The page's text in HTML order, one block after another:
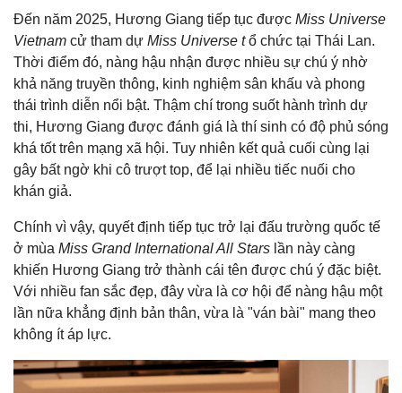
Đến năm 2025, Hương Giang tiếp tục được Miss Universe
Vietnam cử tham dự Miss Universe tổ chức tại Thái Lan.
Thời điểm đó, nàng hậu nhận được nhiều sự chú ý nhờ
khả năng truyền thông, kinh nghiệm sân khấu và phong
thái trình diễn nổi bật. Thậm chí trong suốt hành trình dự
thi, Hương Giang được đánh giá là thí sinh có độ phủ sóng
khá tốt trên mạng xã hội. Tuy nhiên kết quả cuối cùng lại
gây bất ngờ khi cô trượt top, để lại nhiều tiếc nuối cho
khán giả.
Chính vì vậy, quyết định tiếp tục trở lại đấu trường quốc tế
ở mùa Miss Grand International All Stars lần này càng
khiến Hương Giang trở thành cái tên được chú ý đặc biệt.
Với nhiều fan sắc đẹp, đây vừa là cơ hội để nàng hậu một
lần nữa khẳng định bản thân, vừa là "ván bài" mang theo
không ít áp lực.